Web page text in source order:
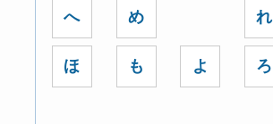
へ
ほ
め
も よ
れ
ろ